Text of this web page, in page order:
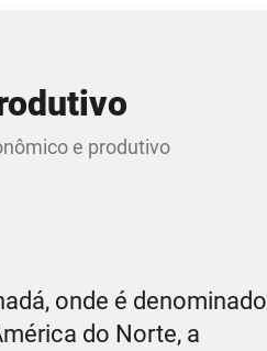
e produtivo
onde é denominado
do Norte, a